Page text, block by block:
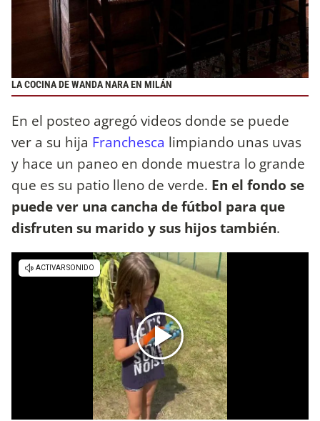
LA COCINA DE WANDA NARA EN MILÁN
En el posteo agregó videos donde se puede
ver a su hija Franchesca limpiando unas uvas
y hace un paneo en donde muestra lo grande
que es su patio lleno de verde. En el fondo se
puede ver una cancha de fútbol para que
disfruten su marido y sus hijos también.